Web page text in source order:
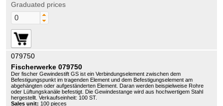
Graduated prices
079750
Fischerwerke 079750
Der fischer Gewindestift GS ist ein Verbindungselement zwischen dem
Befestigungspunkt im tragenden Element und dem Befestigungselement am
abgehängten oder aufgeständerten Element. Daran werden beispielweise Rohre
oder Lüftungskanäle befestigt. Die Gewindestange wird aus hochwertigem Stahl
hergestellt. Verkaufseinheit: 100 ST.
Sales unit: 100 pieces